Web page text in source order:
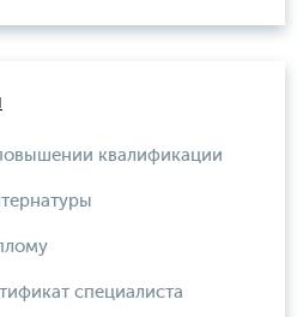
квалификации
специалиста